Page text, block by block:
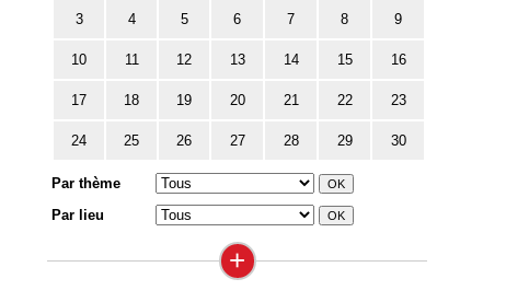
3 4 5 6 7 8 9
10 11 12 13 14 15 16
17 18 19 20 21 22 23
24 25 26 27 28 29 30
Par thème
Par lieu
+